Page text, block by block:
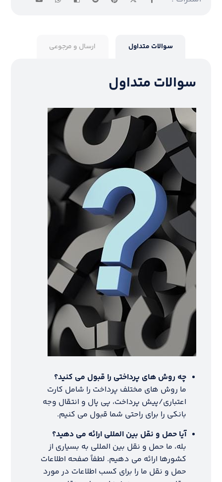
سوالات متداول ارسال و مرجوعی
سوالات متداول
چه روش های پرداختی را قبول می کنید؟
ما روش های مختلف پرداخت را شامل کارت
اعتباری/پیش پرداخت، پی پال و انتقال وجه
بانکی را برای راحتی شما قبول می کنیم.
آیا حمل و نقل بین المللی ارائه می دهید؟
بله، ما حمل و نقل بین المللی به بسیاری از
کشورها ارائه می دهیم. لطفاً صفحه اطلاعات
حمل و نقل ما را برای کسب اطلاعات در مورد